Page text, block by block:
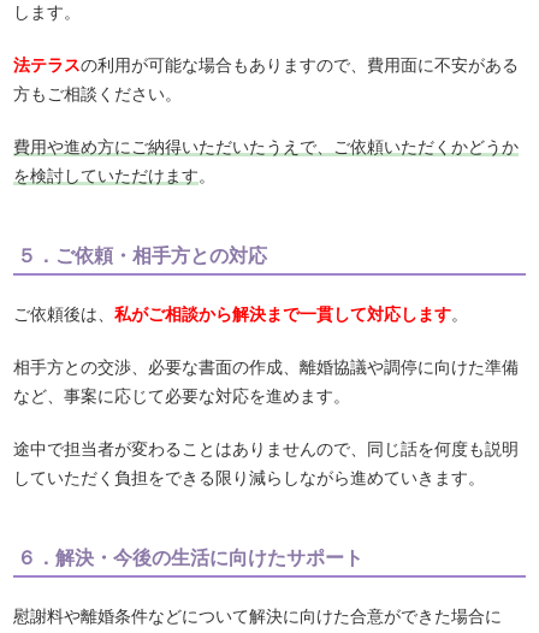
します。
法テラスの利用が可能な場合もありますので、費用面に不安がある
方もご相談ください。
費用や進め方にご納得いただいたうえで、ご依頼いただくかどうか
を検討していただけます。
５．ご依頼・相手方との対応
ご依頼後は、私がご相談から解決まで一貫して対応します。
相手方との交渉、必要な書面の作成、離婚協議や調停に向けた準備
など、事案に応じて必要な対応を進めます。
途中で担当者が変わることはありませんので、同じ話を何度も説明
していただく負担をできる限り減らしながら進めていきます。
６．解決・今後の生活に向けたサポート
慰謝料や離婚条件などについて解決に向けた合意ができた場合に